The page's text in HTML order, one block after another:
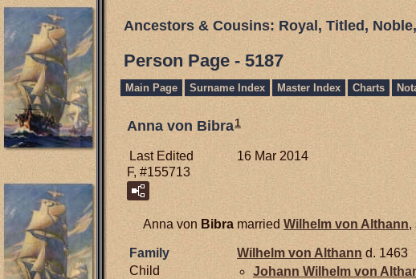
Ancestors & Cousins: Royal, Titled,
Person Page - 5187
Main Page Surname Index Master Index Charts
Anna von Bibra1
Last Edited
16 Mar 2014
F, #155713
Anna von Bibra married Wilhelm von Althann,
Family Wilhelm von Althann d. 1463
Child
Johann Wilhelm von